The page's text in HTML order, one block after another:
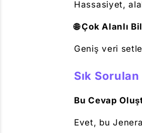
Hassasiyet,
🌐 Çok Alanlı
Geniş veri
Sık
Bu Cevap
Evet, bu